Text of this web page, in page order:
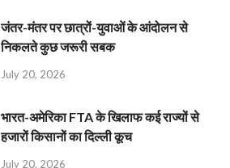
जंतर-मंतर पर छात्रों-युवाओं के आंदोलन से
निकलते कुछ जरूरी सबक
July 20, 2026
भारत-अमेरिका FTA के खिलाफ कई राज्यों से
हजारों किसानों का दिल्ली कूच
July 20, 2026